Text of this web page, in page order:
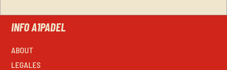
INFO A1PADEL
ABOUT
LEGALES